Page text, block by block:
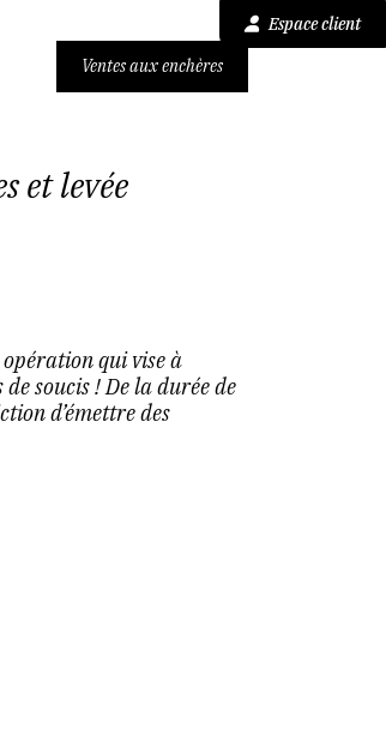
Espace client
Ventes aux enchères
et levée
qui vise à
soucis ! De la durée de
d’émettre des